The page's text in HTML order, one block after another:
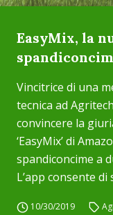
EasyMix, la
Vincitrice di una
tecnica ad
convincere la
‘EasyMix’ di
spandiconcime a
L’app consente
10/30/2019